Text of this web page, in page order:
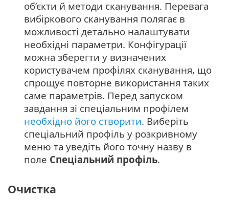
об’єкти й методи сканування. Перевага
вибіркового сканування полягає в
можливості детально налаштувати
необхідні параметри. Конфігурації
можна зберегти у визначених
користувачем профілях сканування, що
спрощує повторне використання таких
саме параметрів. Перед запуском
завдання зі спеціальним профілем
необхідно його створити. Виберіть
спеціальний профіль у розкривному
меню та уведіть його точну назву в
поле Спеціальний профіль.
Очистка